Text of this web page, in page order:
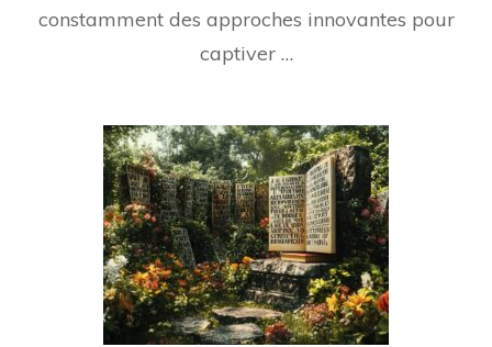
constamment des approches innovantes pour
captiver …